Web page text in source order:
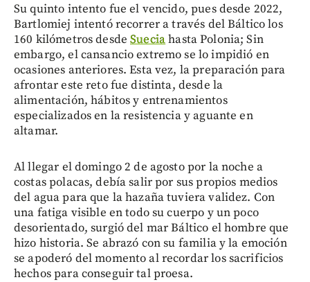
Su quinto intento fue el vencido, pues desde 2022,
Bartlomiej intentó recorrer a través del Báltico los
160 kilómetros desdeSueciahasta Polonia; Sin
embargo, el cansancio extremo se lo impidió en
ocasiones anteriores. Esta vez, la preparación para
afrontar este reto fue distinta, desde la
alimentación, hábitos y entrenamientos
especializados en la resistencia y aguante en
altamar.
Al llegar el domingo 2 de agosto por la noche a
costas polacas, debía salir por sus propios medios
del agua para que la hazaña tuviera validez. Con
una fatiga visible en todo su cuerpo y un poco
desorientado, surgió del mar Báltico el hombre que
hizo historia. Se abrazó con su familia y la emoción
se apoderó del momento al recordar los sacrificios
hechos para conseguir tal proesa.